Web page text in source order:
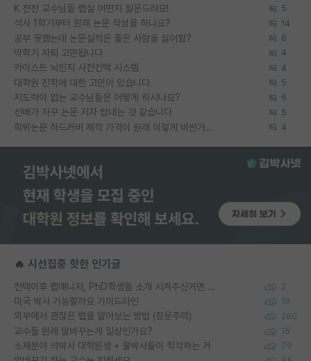
K 전전 교수님들 랩실 어떤지 질문드려요! 5
석사 1학기부터 원래 논문 작성을 하나요? 14
공부 못했는데 논문실적은 좋은 사람을 싫어함? 6
막학기 자퇴 고민됩니다 4
카이스트 뇌인지 사전컨택 시스템 4
대학원 진학에 대한 고민이 있습니다. 5
지도력이 없는 교수님들은 어떻게 하시나요? 6
선배가 자꾸 논문 저자 탐내는 것 같습니다 5
학위논문 하드커버 제작 가격이 원래 이렇게 비싼가요? 4
🔥 시선집중 핫한 인기글
컨택이후 랩매니저, PhD학생들 소개 시켜주신거면 거의 컨펌에 가깝나요? 2
미국 박사 가능할까요 가이드라인 16
외부에서 괜찮은 랩을 알아보는 방법 (장문주의) 280
교수들 원래 말바꾸는게 일상인가요? 15
소재분야 석박사 대학원생 + 물박사들이 착각하는 거 79